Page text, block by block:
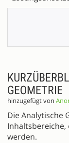
GEOMETRIE
hinzugefügt von
Die Analytische
werden.